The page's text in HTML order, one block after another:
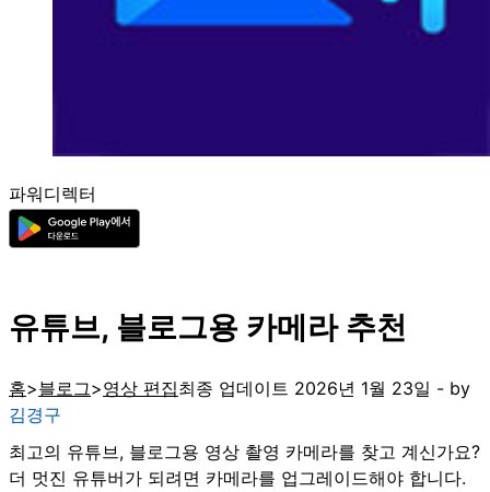
파워디렉터
유튜브, 블로그용 카메라 추천
홈 블로그 영상 편집최종 업데이트 2026년 1월 23일 - by
김경구
최고의 유튜브, 블로그용 영상 촬영 카메라를 찾고 계신가요?
더 멋진 유튜버가 되려면 카메라를 업그레이드해야 합니다.